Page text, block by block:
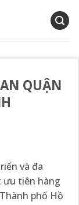
QUẬN
và đa
ưu tiên hàng
phố Hồ